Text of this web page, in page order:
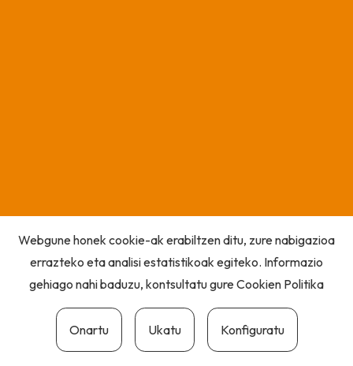
Webgune honek cookie-ak erabiltzen ditu, zure nabigazioa
errazteko eta analisi estatistikoak egiteko. Informazio
gehiago nahi baduzu, kontsultatu gureCookien Politika
Onartu Ukatu Konfiguratu